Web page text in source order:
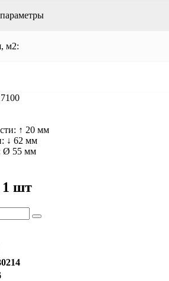
м2:
↑ 20 мм
↓ 62 мм
Ø 55 мм
1 шт